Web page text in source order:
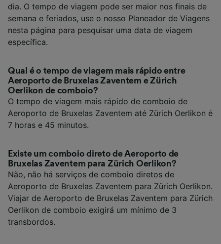
dia. O tempo de viagem pode ser maior nos finais de
semana e feriados, use o nosso Planeador de Viagens
nesta página para pesquisar uma data de viagem
específica.
Qual é o tempo de viagem mais rápido entre
Aeroporto de Bruxelas Zaventem e Zürich
Oerlikon de comboio?
O tempo de viagem mais rápido de comboio de
Aeroporto de Bruxelas Zaventem até Zürich Oerlikon é
7 horas e 45 minutos.
Existe um comboio direto de Aeroporto de
Bruxelas Zaventem para Zürich Oerlikon?
Não, não há serviços de comboio diretos de
Aeroporto de Bruxelas Zaventem para Zürich Oerlikon.
Viajar de Aeroporto de Bruxelas Zaventem para Zürich
Oerlikon de comboio exigirá um mínimo de 3
transbordos.